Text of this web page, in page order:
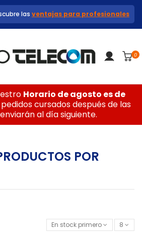
las ventajas para profesionales
0
Horario de agosto es de
pedidos cursados después de las
enviarán al día siguiente.
POR
En stock primero 8